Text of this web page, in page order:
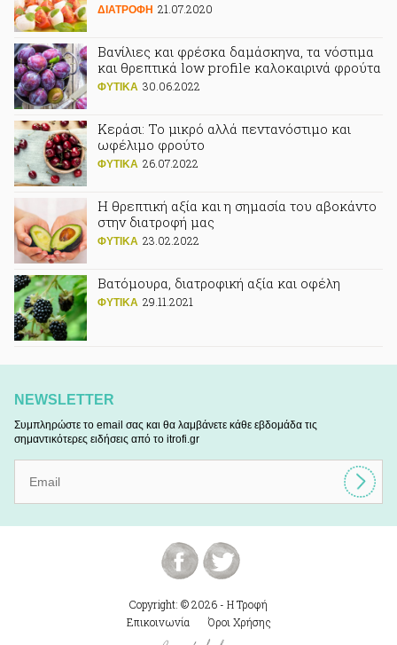
ΔΙΑΤΡΟΦΗ 21.07.2020
Βανίλιες και φρέσκα δαμάσκηνα, τα νόστιμα
και θρεπτικά low profile καλοκαιρινά φρούτα
ΦΥΤΙΚA 30.06.2022
Κεράσι: Το μικρό αλλά πεντανόστιμο και
ωφέλιμο φρούτο
ΦΥΤΙΚA 26.07.2022
Η θρεπτική αξία και η σημασία του αβοκάντο
στην διατροφή μας
ΦΥΤΙΚA 23.02.2022
Βατόμουρα, διατροφική αξία και οφέλη
ΦΥΤΙΚA 29.11.2021
NEWSLETTER
Συμπληρώστε το email σας και θα λαμβάνετε κάθε εβδομάδα τις
σημαντικότερες ειδήσεις από το itrofi.gr
Copyright: © 2026 - Η Τροφή
Επικοινωνία
Όροι Χρήσης